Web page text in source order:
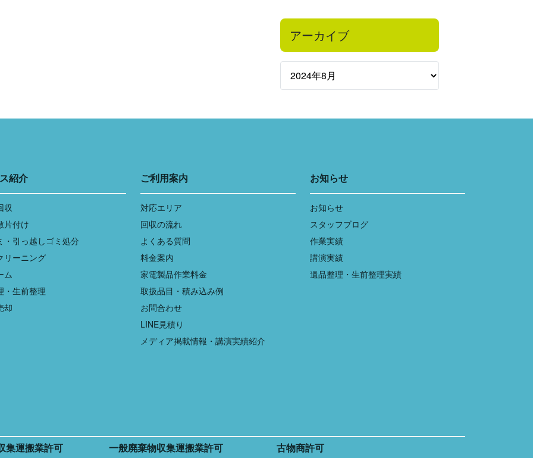
アーカイブ
紹介
収
片付け
・引っ越しゴミ処分
リーニング
ム
・生前整理
却
ご利用案内
対応エリア
回収の流れ
よくある質問
料金案内
家電製品作業料金
取扱品目・積み込み例
お問合わせ
LINE見積り
メディア掲載情報・講演実績紹介
お知らせ
お知らせ
スタッフブログ
作業実績
講演実績
遺品整理・生前整理実績
集運搬業許可 一般廃棄物収集運搬業許可 古物商許可